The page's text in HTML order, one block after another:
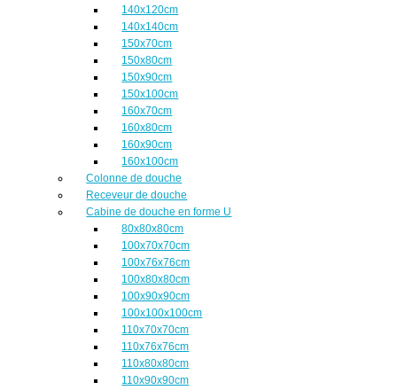
140x120cm
140x140cm
150x70cm
150x80cm
150x90cm
150x100cm
160x70cm
160x80cm
160x90cm
160x100cm
Colonne de douche
Receveur de douche
Cabine de douche en forme U
80x80x80cm
100x70x70cm
100x76x76cm
100x80x80cm
100x90x90cm
100x100x100cm
110x70x70cm
110x76x76cm
110x80x80cm
110x90x90cm